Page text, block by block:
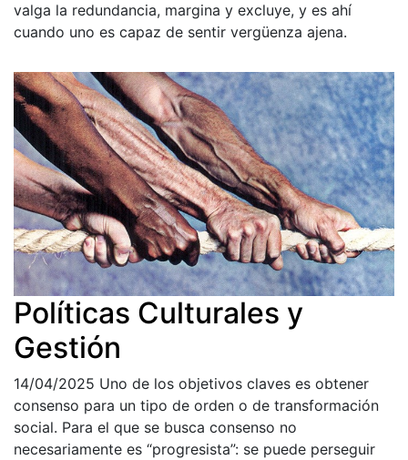
valga la redundancia, margina y excluye, y es ahí
cuando uno es capaz de sentir vergüenza ajena.
Políticas Culturales y
Gestión
14/04/2025 Uno de los objetivos claves es obtener
consenso para un tipo de orden o de transformación
social. Para el que se busca consenso no
necesariamente es “progresista”: se puede perseguir